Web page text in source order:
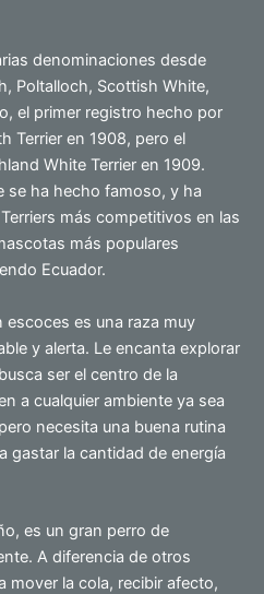
denominaciones desde
Poltalloch, Scottish White,
el primer registro hecho por
Terrier en 1908, pero el
White Terrier en 1909.
se ha hecho famoso, y ha
más competitivos en las
más populares
Ecuador.
es una raza muy
y alerta. Le encanta explorar
ser el centro de la
a cualquier ambiente ya sea
necesita una buena rutina
gastar la cantidad de energía
es un gran perro de
A diferencia de otros
mover la cola, recibir afecto,